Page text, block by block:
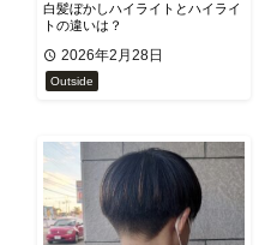
白髪ぼかしハイライトとハイライ
トの違いは？
2026年2月28日
Outside